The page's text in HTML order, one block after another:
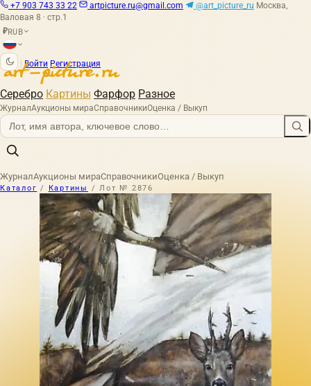
+7 903 743 33 22 artpicture.ru@gmail.com @art_picture_ru Москва,
Валовая 8 · стр.1
₽RUB
Войти Регистрация
Серебро Картины Фарфор Разное
ЖурналАукционы мираСправочникиОценка / Выкуп
ЖурналАукционы мираСправочникиОценка / Выкуп
Каталог / Картины / Лот № 2876